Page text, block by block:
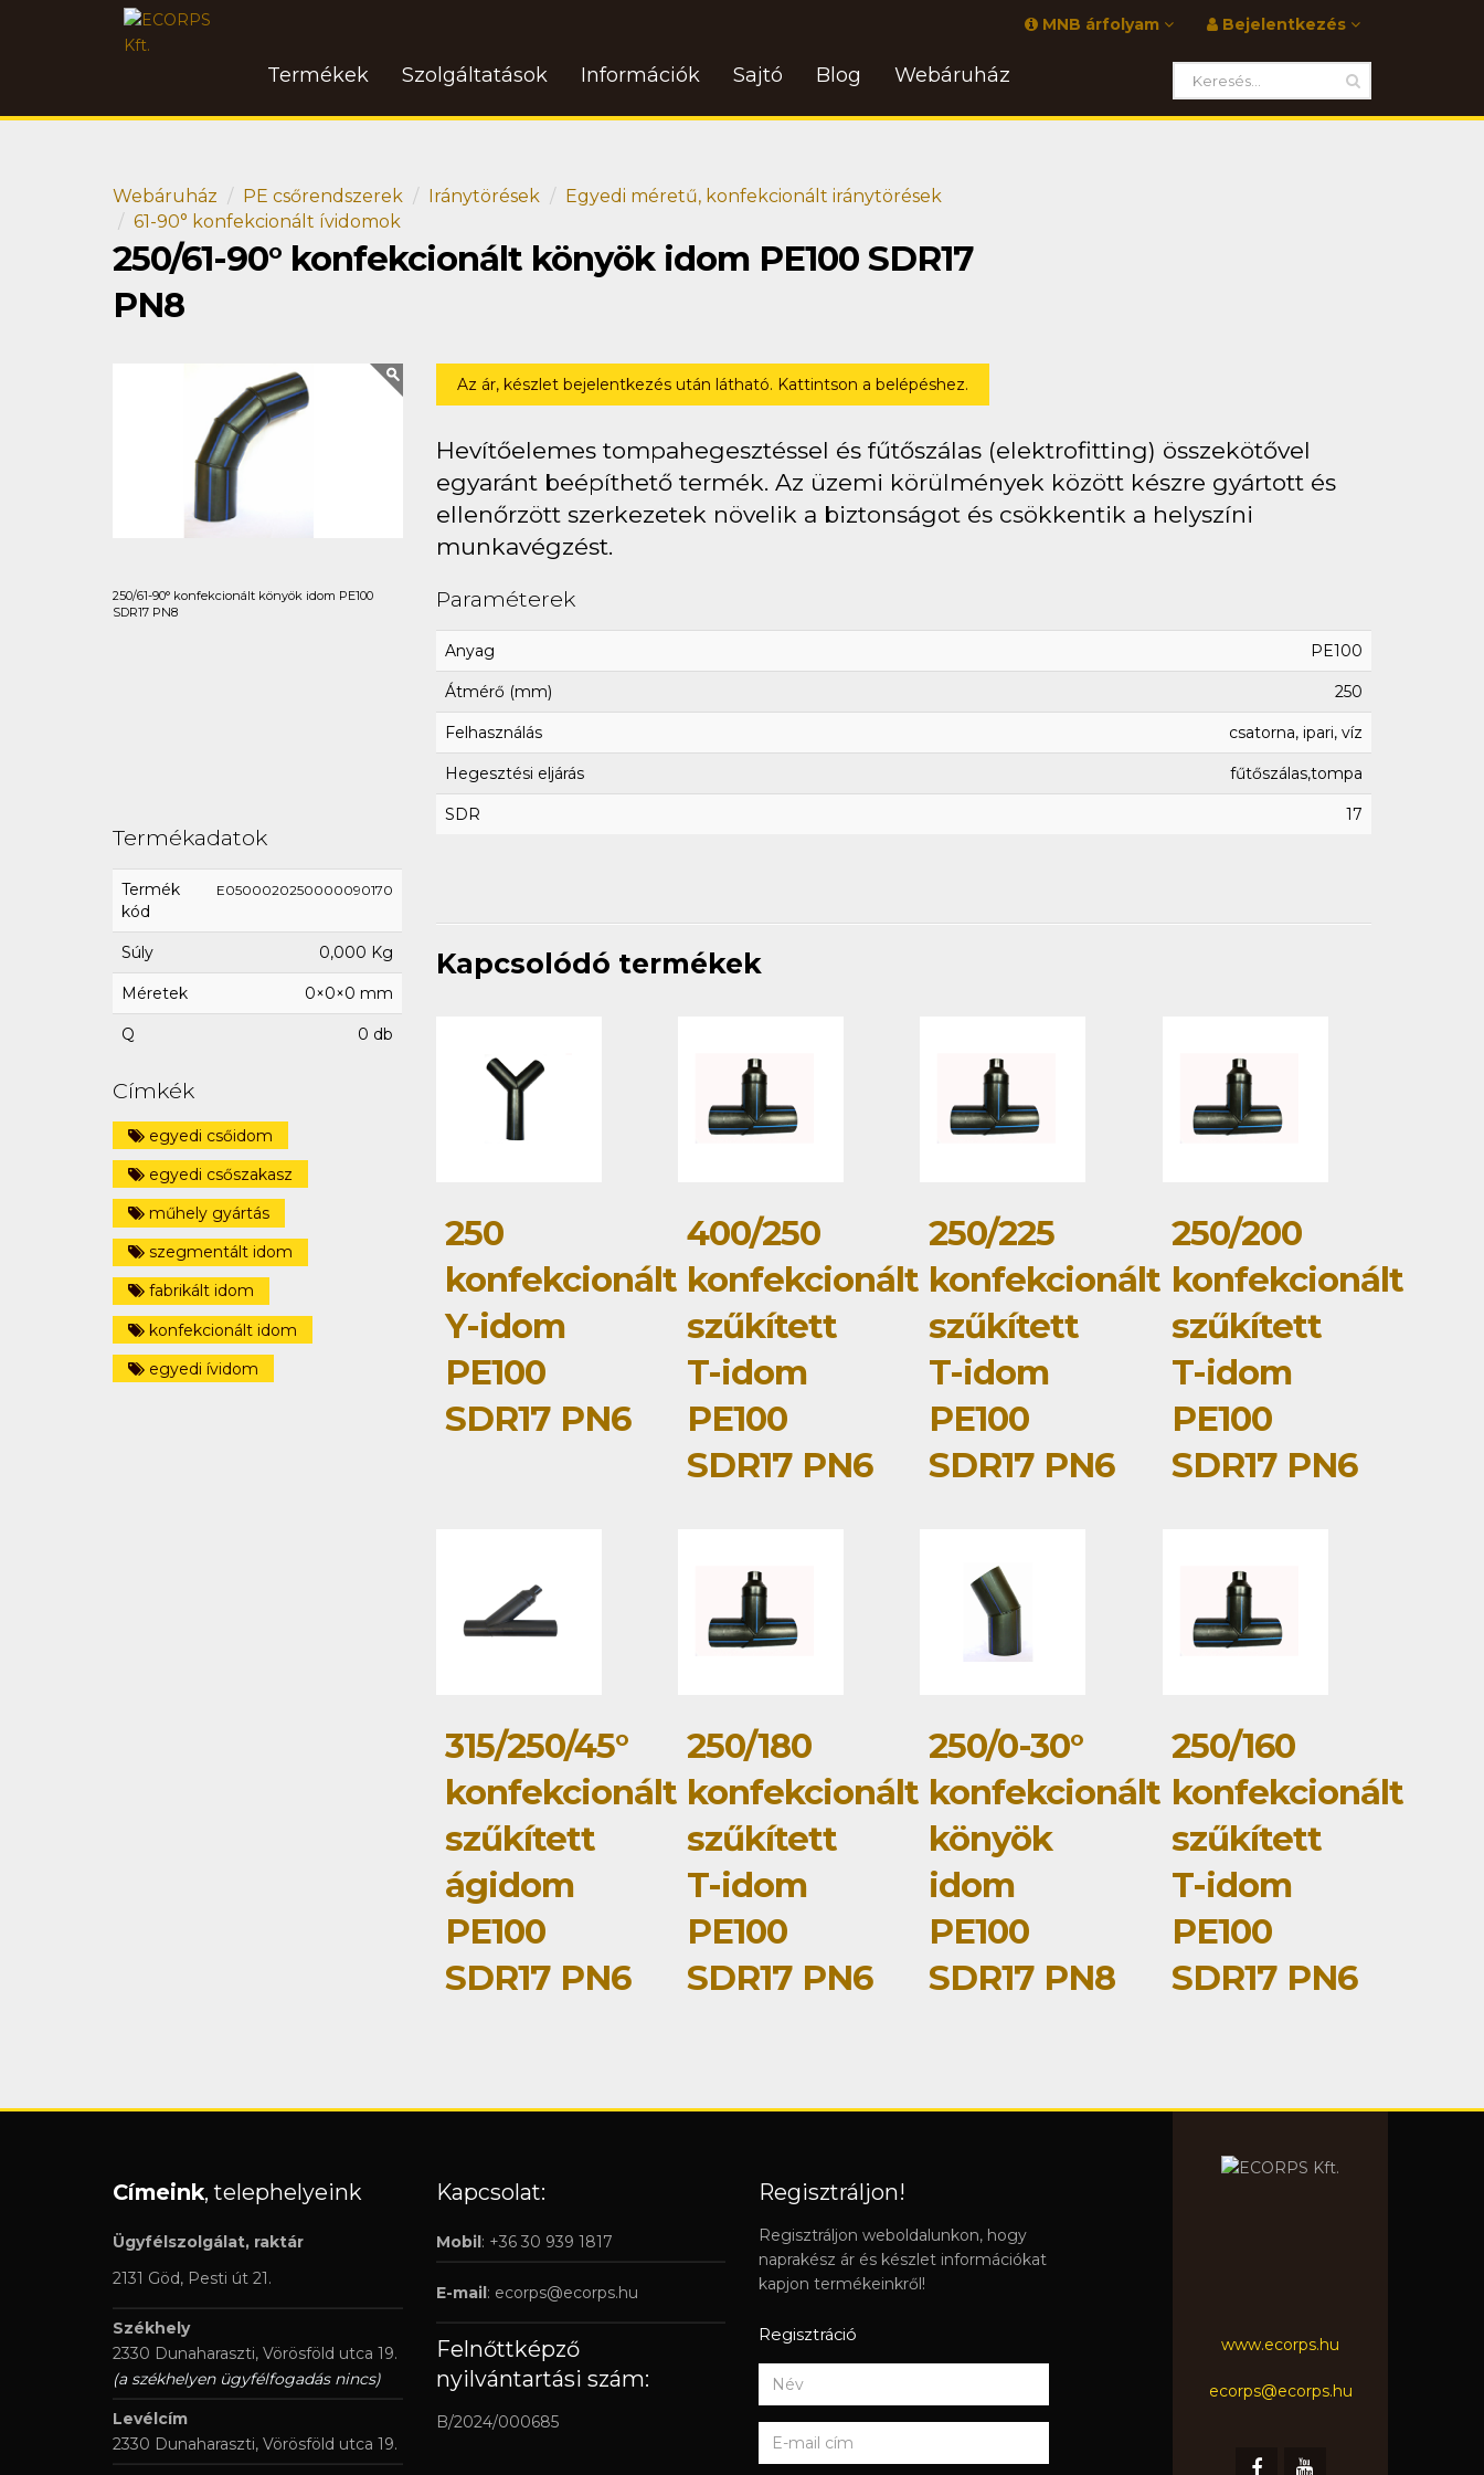
Bejelentkezés
MNB árfolyam
Termékek Szolgáltatások Információk Sajtó Blog Webáruház
Webáruház PE csőrendszerek Iránytörések
Egyedi méretű, konfekcionált iránytörések
61-90° konfekcionált ívidomok
250/61-90° konfekcionált könyök idom PE100 SDR17
PN8
250/61-90° konfekcionált könyök idom PE100
SDR17 PN8
Az ár, készlet bejelentkezés után látható. Kattintson a belépéshez.
Hevítőelemes tompahegesztéssel és fűtőszálas (elektrofitting) összekötővel
egyaránt beépíthető termék. Az üzemi körülmények között készre gyártott és
ellenőrzött szerkezetek növelik a biztonságot és csökkentik a helyszíni
munkavégzést.
Paraméterek
Anyag PE100
Átmérő (mm) 250
Felhasználás csatorna, ipari, víz
Hegesztési eljárás fűtőszálas,tompa
SDR 17
Termékadatok
Termék
kód
E0500020250000090170
Súly 0,000 Kg
Méretek 0×0×0 mm
Q 0 db
Címkék
egyedi csőidom
egyedi csőszakasz
műhely gyártás
szegmentált idom
fabrikált idom
konfekcionált idom
egyedi ívidom
Kapcsolódó termékek
250
konfekcionált
Y-idom
PE100
SDR17 PN6
400/250
konfekcionált
szűkített
T-idom
PE100
SDR17 PN6
250/225
konfekcionált
szűkített
T-idom
PE100
SDR17 PN6
250/200
konfekcionált
szűkített
T-idom
PE100
SDR17 PN6
315/250/45°
konfekcionált
szűkített
ágidom
PE100
SDR17 PN6
250/180
konfekcionált
szűkített
T-idom
PE100
SDR17 PN6
250/0-30°
konfekcionált
könyök
idom
PE100
SDR17 PN8
250/160
konfekcionált
szűkített
T-idom
PE100
SDR17 PN6
Címeink, telephelyeink
Ügyfélszolgálat, raktár
2131 Göd, Pesti út 21.
Székhely
2330 Dunaharaszti, Vörösföld utca 19.
(a székhelyen ügyfélfogadás nincs)
Levélcím
2330 Dunaharaszti, Vörösföld utca 19.
Kapcsolat:
Mobil: +36 30 939 1817
E-mail: ecorps@ecorps.hu
Felnőttképző
nyilvántartási szám:
B/2024/000685
Regisztráljon!
Regisztráljon weboldalunkon, hogy
naprakész ár és készlet információkat
kapjon termékeinkről!
Regisztráció www.ecorps.hu
ecorps@ecorps.hu